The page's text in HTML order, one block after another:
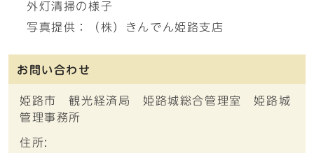
外灯清掃の様子
写真提供：（株）きんでん姫路支店
お問い合わせ
姫路市 観光経済局 姫路城総合管理室 姫路城
管理事務所
住所: